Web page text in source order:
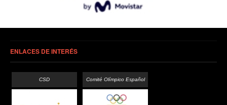
ENLACES DE INTERÉS
CSD Comité Olímpico Español